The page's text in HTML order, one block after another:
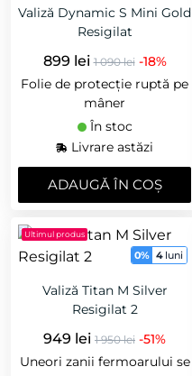
Valiză Dynamic S Mini Gold
Resigilat
899 lei 1 090 lei -18%
Folie de protecție ruptă pe
mâner
În stoc
Livrare astăzi
ADAUGǍ ÎN COȘ
Ultimul produs
0% 4 luni
Valiză Titan M Silver
Resigilat 2
949 lei 1 950 lei -51%
Uneori zanii fermoarului se